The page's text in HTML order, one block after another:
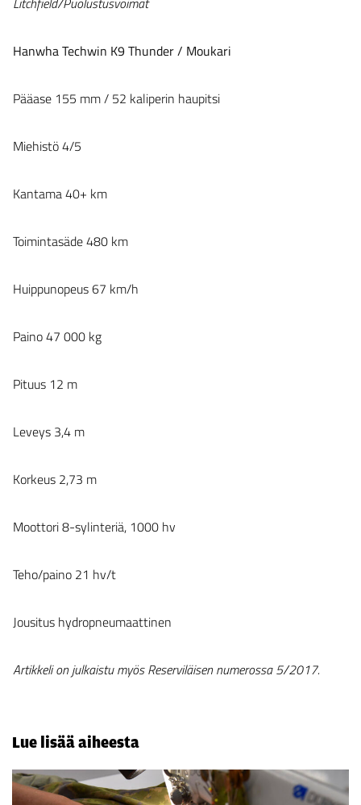
Hanwha Techwin K9 Thunder / Moukari
Pääase 155 mm / 52 kaliperin haupitsi
Miehistö 4/5
Kantama 40+ km
Toimintasäde 480 km
Huippunopeus 67 km/h
Paino 47 000 kg
Pituus 12 m
Leveys 3,4 m
Korkeus 2,73 m
Moottori 8-sylinteriä, 1000 hv
Teho/paino 21 hv/t
Jousitus hydropneumaattinen
Artikkeli on julkaistu myös Reserviläisen numerossa 5/2017.
Lue lisää aiheesta